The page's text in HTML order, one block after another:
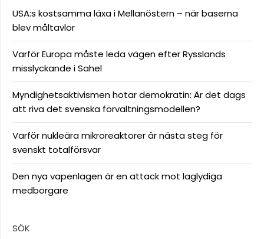
USA:s kostsamma läxa i Mellanöstern – när baserna
blev måltavlor
Varför Europa måste leda vägen efter Rysslands
misslyckande i Sahel
Myndighetsaktivismen hotar demokratin: Är det dags
att riva det svenska förvaltningsmodellen?
Varför nukleära mikroreaktorer är nästa steg för
svenskt totalförsvar
Den nya vapenlagen är en attack mot laglydiga
medborgare
SÖK